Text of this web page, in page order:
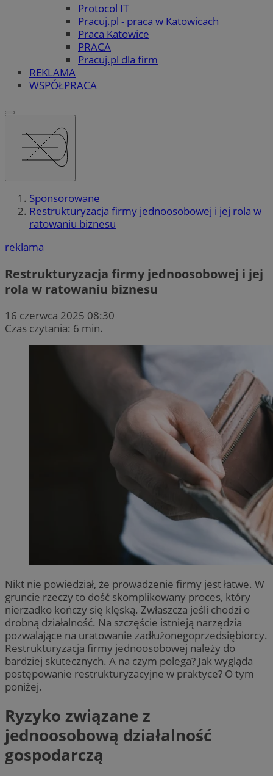
Protocol IT
Pracuj.pl - praca w Katowicach
Praca Katowice
PRACA
Pracuj.pl dla firm
REKLAMA
WSPÓŁPRACA
Sponsorowane
Restrukturyzacja firmy jednoosobowej i jej rola w
ratowaniu biznesu
reklama
Restrukturyzacja firmy jednoosobowej i jej
rola w ratowaniu biznesu
16 czerwca 2025 08:30
Czas czytania: 6 min.
Nikt nie powiedział, że prowadzenie firmy jest łatwe. W
gruncie rzeczy to dość skomplikowany proces, który
nierzadko kończy się klęską. Zwłaszcza jeśli chodzi o
drobną działalność. Na szczęście istnieją narzędzia
pozwalające na uratowanie zadłużonegoprzedsiębiorcy.
Restrukturyzacja firmy jednoosobowej należy do
bardziej skutecznych. A na czym polega? Jak wygląda
postępowanie restrukturyzacyjne w praktyce? O tym
poniżej.
Ryzyko związane z
jednoosobową działalność
gospodarczą